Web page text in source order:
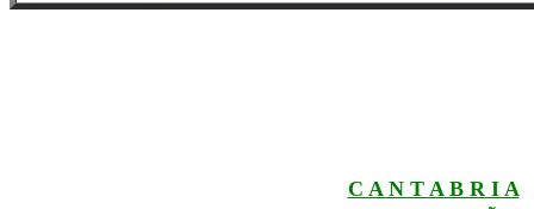
C A N T A B R I A